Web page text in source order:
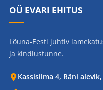
OÜ EVARI EHITUS
Lõuna-Eesti juhtiv
ja kindlustunne.
Kassisilma 4, Räni